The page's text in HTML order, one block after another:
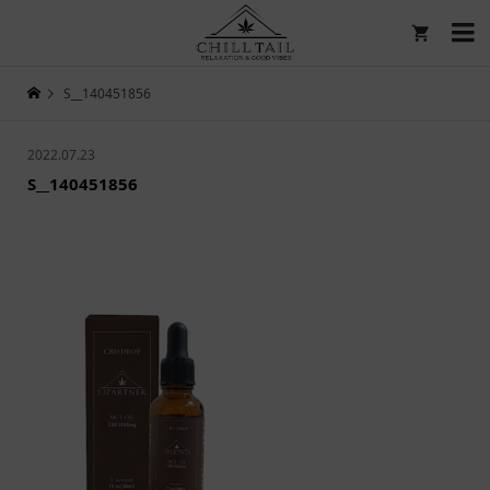

S__140451856
2022.07.23
S__140451856